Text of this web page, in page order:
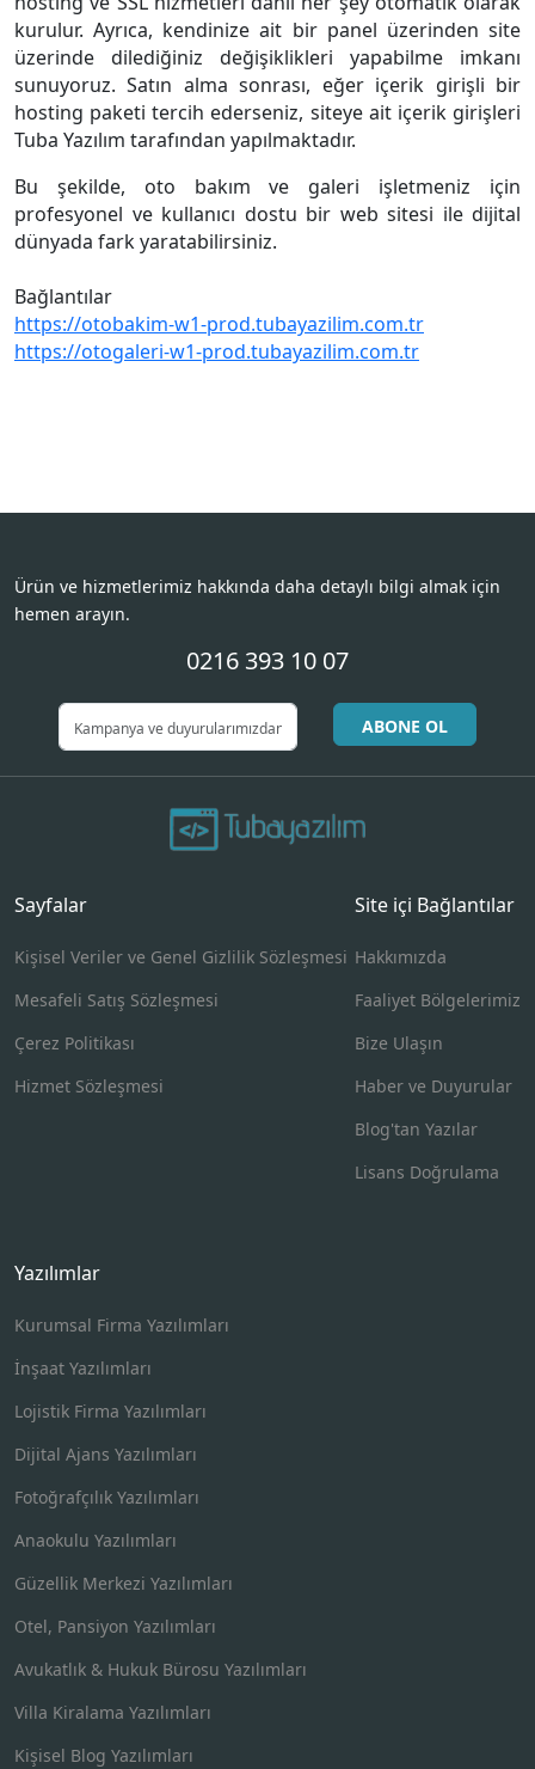
kurulur. Ayrıca, kendinize ait bir panel üzerinden site
üzerinde dilediğiniz değişiklikleri yapabilme imkanı
sunuyoruz. Satın alma sonrası, eğer içerik girişli bir
hosting paketi tercih ederseniz, siteye ait içerik girişleri
Tuba Yazılım tarafından yapılmaktadır.
Bu şekilde, oto bakım ve galeri işletmeniz için
profesyonel ve kullanıcı dostu bir web sitesi ile dijital
dünyada fark yaratabilirsiniz.
Bağlantılar
https://otobakim-w1-prod.tubayazilim.com.tr
https://otogaleri-w1-prod.tubayazilim.com.tr
Ürün ve hizmetlerimiz hakkında daha detaylı bilgi almak için
hemen arayın.
0216 393 10 07
ABONE OL
Sayfalar
Kişisel Veriler ve Genel Gizlilik Sözleşmesi
Mesafeli Satış Sözleşmesi
Çerez Politikası
Hizmet Sözleşmesi
Site içi Bağlantılar
Hakkımızda
Faaliyet Bölgelerimiz
Bize Ulaşın
Haber ve Duyurular
Blog'tan Yazılar
Lisans Doğrulama
Yazılımlar
Kurumsal Firma Yazılımları
İnşaat Yazılımları
Lojistik Firma Yazılımları
Dijital Ajans Yazılımları
Fotoğrafçılık Yazılımları
Anaokulu Yazılımları
Güzellik Merkezi Yazılımları
Otel, Pansiyon Yazılımları
Avukatlık & Hukuk Bürosu Yazılımları
Villa Kiralama Yazılımları
Kişisel Blog Yazılımları